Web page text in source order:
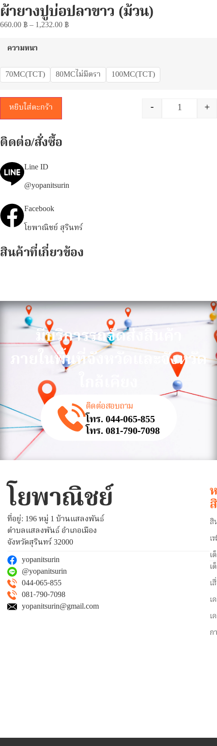
ผ้ายางปูบ่อปลาขาว (ม้วน)
660.00฿–1,232.00฿
ความหนา
70MC(TCT) 80MCไม่มีตรา 100MC(TCT)
- +
หยิบใส่ตะกร้า
ติดต่อ/สั่งซื้อ
Line ID
@yopanitsurin
Facebook
โยพาณิชย์ สุรินทร์
สินค้าที่เกี่ยวข้อง
มีบริการรถจัดส่งสินค้า
ภายในพื้นที่จังหวัดและจังหวัด
ติดต่อสอบถาม
โทร. 044-065-855
โทร. 081-790-7098
โยพาณิชย์
ที่อยู่: 196 หมู่ 1 บ้านแสลงพันธ์
ตำบลแสลงพันธ์ อำเภอเมือง
จังหวัดสุรินทร์ 32000
yopanitsurin
@yopanitsurin
044-065-855
081-790-7098
yopanitsurin@gmail.com
สิ
เ
เ
เ
เ
เ
เ
ก